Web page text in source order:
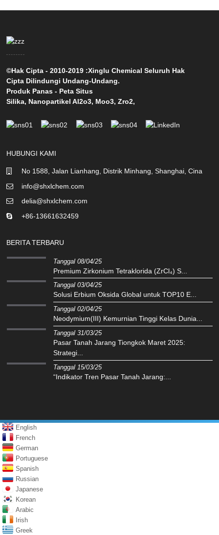
©Hak Cipta - 2010-2019 :Xinglu Chemical Seluruh Hak
Cipta Dilindungi Undang-Undang.
Produk Panas - Peta Situs
Silika, Nanopartikel Al2o3, Moo3,Zro2,
HUBUNGI KAMI
No 1588, Jalan Lianhang, Distrik Minhang, Shanghai, Cina
info@shxlchem.com
delia@shxlchem.com
+86-13661632459
BERITA TERBARU
Tanggal 08/04/25
Premium Zirkonium Tetraklorida (ZrCl₄) S...
Tanggal 03/04/25
Solusi Erbium Oksida Global untuk TOP10 E...
Tanggal 02/04/25
Neodymium(III) Kemurnian Tinggi Kelas Dunia...
Tanggal 31/03/25
Pasar Tanah Jarang Tiongkok Maret 2025:
Strategi...
Tanggal 15/03/25
“Indikator Tren Pasar Tanah Jarang:...
English
French
German
Portuguese
Spanish
Russian
Japanese
Korean
Arabic
Irish
Greek